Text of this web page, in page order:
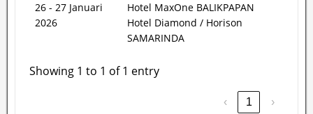
26 - 27 Januari
2026
Hotel MaxOne BALIKPAPAN
Hotel Diamond / Horison
SAMARINDA
Showing 1 to 1 of 1 entry
‹ 1 ›